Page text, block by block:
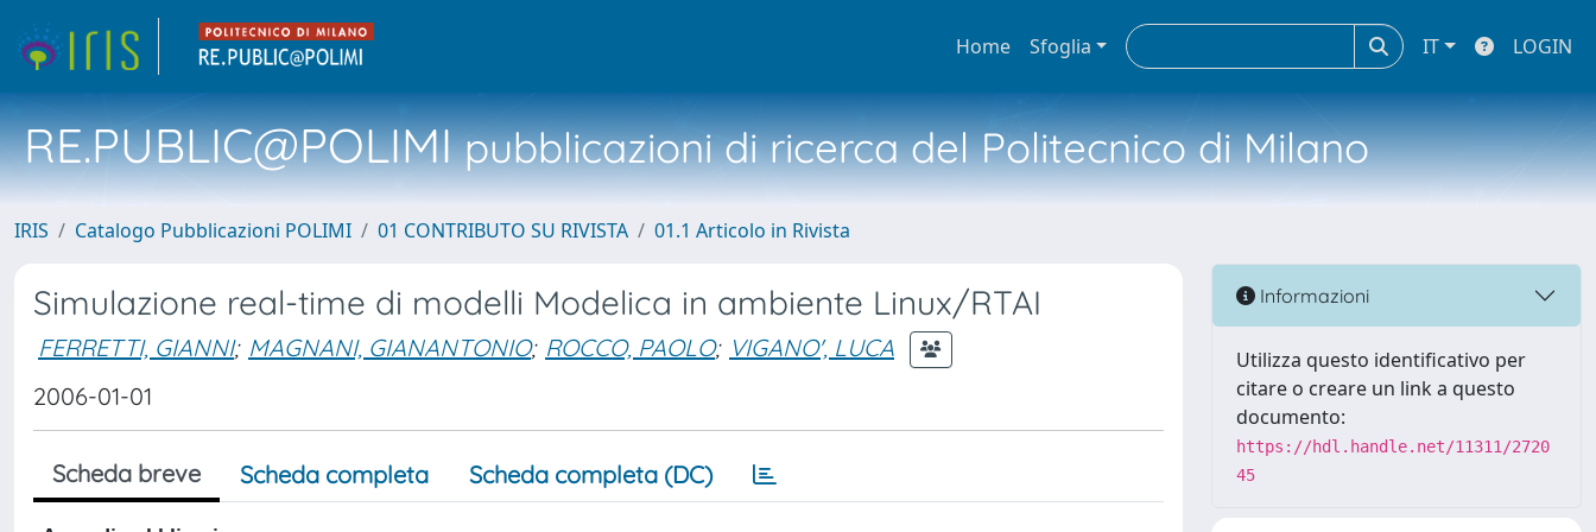
Home Sfoglia IT LOGIN
RE.PUBLIC@POLIMIpubblicazioni di ricerca del Politecnico di Milano
IRIS Catalogo Pubblicazioni POLIMI 01 CONTRIBUTO SU RIVISTA 01.1 Articolo in Rivista
Simulazione real-time di modelli Modelica in ambiente Linux/RTAI
FERRETTI, GIANNI; MAGNANI, GIANANTONIO; ROCCO, PAOLO; VIGANO', LUCA
2006-01-01
Scheda breve Scheda completa Scheda completa (DC)
Informazioni
Utilizza questo identificativo per
citare o creare un link a questo
documento:
https://hdl.handle.net/11311/2720
45